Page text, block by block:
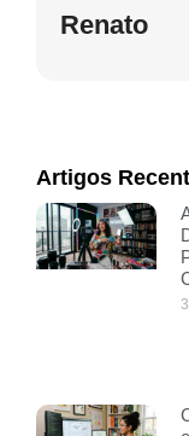
Renato
Artigos